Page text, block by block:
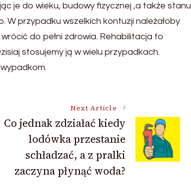
je do wieku, budowy fizycznej ,a także stanu
W przypadku wszelkich kontuzji należałoby
do pełni zdrowia. Rehabilitacja to
stosujemy ją w wielu przypadkach.
Next Article
Co jednak zdziałać kiedy
lodówka przestanie
schładzać, a z pralki
zaczyna płynąć woda?